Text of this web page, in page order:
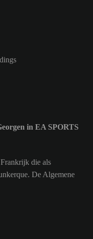
in EA SPORTS
die als
De Algemene